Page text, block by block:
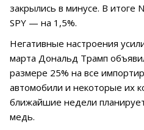
закрылись в минусе. В итоге
SPY — на 1,5%.
Негативные настроения
марта Дональд Трамп
размере 25% на все
автомобили и некоторые их
ближайшие недели
медь.